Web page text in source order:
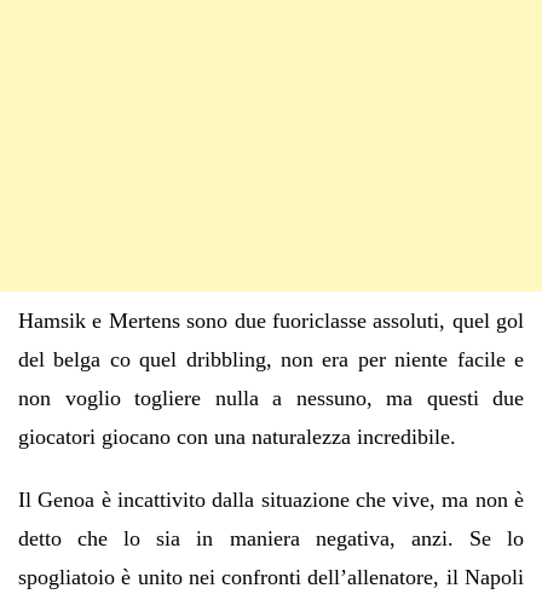
Hamsik e Mertens sono due fuoriclasse assoluti, quel gol
del belga co quel dribbling, non era per niente facile e
non voglio togliere nulla a nessuno, ma questi due
giocatori giocano con una naturalezza incredibile.
Il Genoa è incattivito dalla situazione che vive, ma non è
detto che lo sia in maniera negativa, anzi. Se lo
spogliatoio è unito nei confronti dell’allenatore, il Napoli